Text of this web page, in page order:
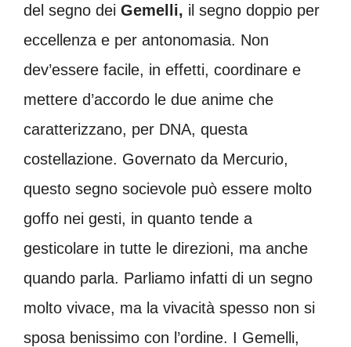
del segno dei Gemelli, il segno doppio per
eccellenza e per antonomasia. Non
dev’essere facile, in effetti, coordinare e
mettere d’accordo le due anime che
caratterizzano, per DNA, questa
costellazione. Governato da Mercurio,
questo segno socievole può essere molto
goffo nei gesti, in quanto tende a
gesticolare in tutte le direzioni, ma anche
quando parla. Parliamo infatti di un segno
molto vivace, ma la vivacità spesso non si
sposa benissimo con l’ordine. I Gemelli,